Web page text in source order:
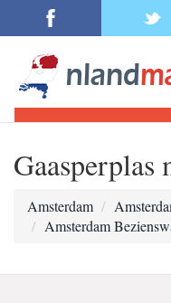
Gaasperplas
Amsterdam
Amsterdam